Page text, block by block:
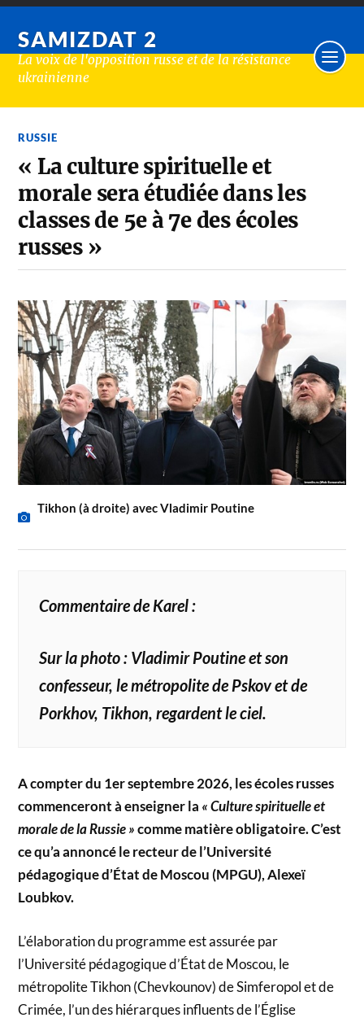
SAMIZDAT 2
La voix de l'opposition russe et de la résistance
ukrainienne
RUSSIE
« La culture spirituelle et
morale sera étudiée dans les
classes de 5e à 7e des écoles
russes »
Tikhon (à droite) avec Vladimir Poutine
Commentaire de Karel :
Sur la photo : Vladimir Poutine et son
confesseur, le métropolite de Pskov et de
Porkhov, Tikhon, regardent le ciel.
A compter du 1er septembre 2026, les écoles russes
commenceront à enseigner la « Culture spirituelle et
morale de la Russie »comme matière obligatoire. C’est
ce qu’a annoncé le recteur de l’Université
pédagogique d’État de Moscou (MPGU), Alexeï
Loubkov.
L’élaboration du programme est assurée par
l’Université pédagogique d’État de Moscou, le
métropolite Tikhon (Chevkounov) de Simferopol et de
Crimée, l’un des hiérarques influents de l’Église